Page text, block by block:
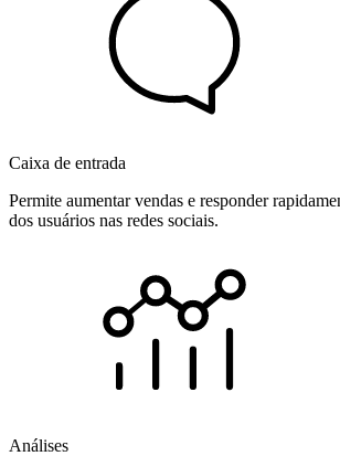
Caixa de entrada
Permite aumentar vendas e responder
dos usuários nas redes sociais.
Análises